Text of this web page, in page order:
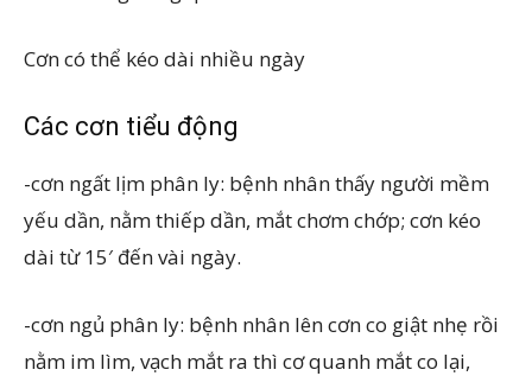
Cơn có thể kéo dài nhiều ngày
Các cơn tiểu động
-cơn ngất lịm phân ly: bệnh nhân thấy người mềm
yếu dần, nằm thiếp dần, mắt chơm chớp; cơn kéo
dài từ 15′ đến vài ngày.
-cơn ngủ phân ly: bệnh nhân lên cơn co giật nhẹ rồi
nằm im lìm, vạch mắt ra thì cơ quanh mắt co lại,